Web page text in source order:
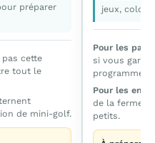
préparer
pas cette
tout le
de mini-golf.
jeux,
Pour les
si vous
programme
Pour les
de la ferme
petits.